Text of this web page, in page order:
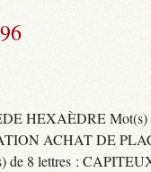
HEXAÈDRE Mot(s)
ACHAT DE
de 8 lettres :